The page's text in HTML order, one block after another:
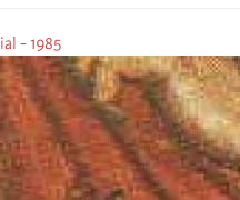
- 1985